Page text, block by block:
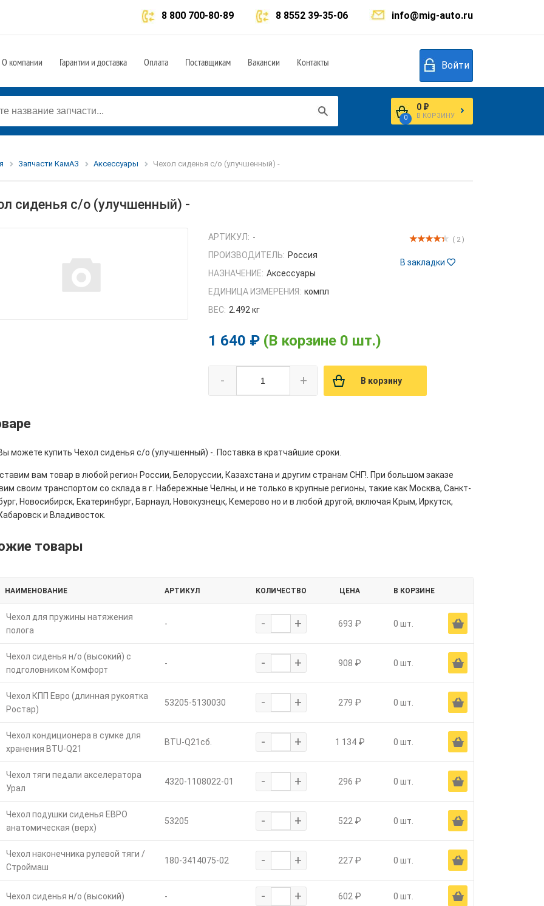
info@mig-auto.ru
8 8552 39-35-06
8 800 700-80-89
О компании Гарантии и доставка Оплата Поставщикам Вакансии Контакты Войти
0
0 ₽
В КОРЗИНУ
Запчасти КамАЗ Аксессуары Чехол сиденья с/о (улучшенный) -
сиденья с/о (улучшенный) -
( 2 )
В закладки
АРТИКУЛ: -
ПРОИЗВОДИТЕЛЬ: Россия
НАЗНАЧЕНИЕ: Аксессуары
ЕДИНИЦА ИЗМЕРЕНИЯ: компл
ВЕС: 2.492 кг
1 640 ₽ (В корзине 0 шт.)
- + В корзину
можете купить Чехол сиденья с/о (улучшенный) -. Поставка в кратчайшие сроки.
вам товар в любой регион России, Белоруссии, Казахстана и другим странам СНГ!. При большом заказе
своим транспортом со склада в г. Набережные Челны, и не только в крупные регионы, такие как Москва, Санкт-
Новосибирск, Екатеринбург, Барнаул, Новокузнецк, Кемерово но и в любой другой, включая Крым, Иркутск,
и Владивосток.
товары
НАИМЕНОВАНИЕ АРТИКУЛ КОЛИЧЕСТВО ЦЕНА В КОРЗИНЕ
Чехол для пружины натяжения
полога
- - + 693 ₽ 0 шт. Ä
Чехол сиденья н/о (высокий) с
подголовником Комфорт
- - + 908 ₽ 0 шт. Ä
Чехол КПП Евро (длинная рукоятка
Ростар)
53205-5130030 - + 279 ₽ 0 шт. Ä
Чехол кондиционера в сумке для
хранения BTU-Q21
BTU-Q21сб. - + 1 134 ₽ 0 шт. Ä
Чехол тяги педали акселератора
Урал
4320-1108022-01 - + 296 ₽ 0 шт. Ä
Чехол подушки сиденья ЕВРО
анатомическая (верх)
53205 - + 522 ₽ 0 шт. Ä
Чехол наконечника рулевой тяги /
Строймаш
180-3414075-02 - + 227 ₽ 0 шт. Ä
Чехол сиденья н/о (высокий) - - + 602 ₽ 0 шт. Ä